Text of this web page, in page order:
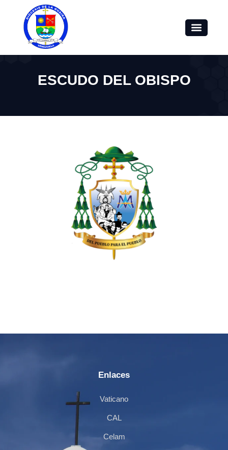
ESCUDO DEL OBISPO
Enlaces
Vaticano
CAL
Celam